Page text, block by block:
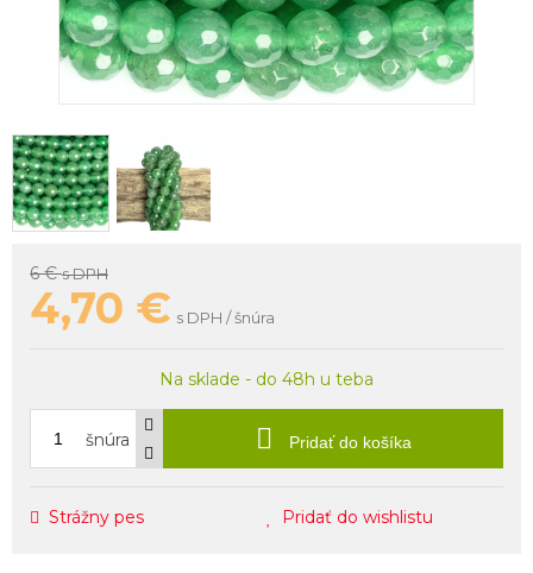
6 €s DPH
4,70 € s DPH / šnúra
Na sklade - do 48h u teba
šnúra Pridať do košíka
Strážny pes Pridať do wishlistu